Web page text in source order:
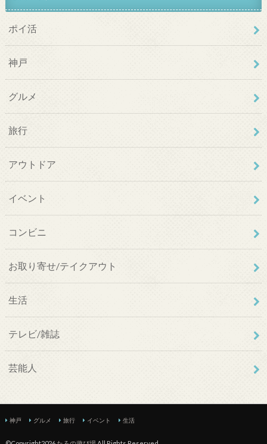
ポイ活
神戸
グルメ
旅行
アウトドア
イベント
コンビニ
お取り寄せ/テイクアウト
生活
テレビ/雑誌
芸能人
神戸 グルメ 旅行 イベント 生活